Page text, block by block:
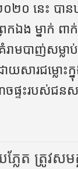
២០២០ នេះ បា
ែកឯង ម្នាក់ ព
ាមបាញ់សម្លា
ោយសារជម្លោ
ចផ្ទះរបស់ជ
ត​ ត្រូវសម